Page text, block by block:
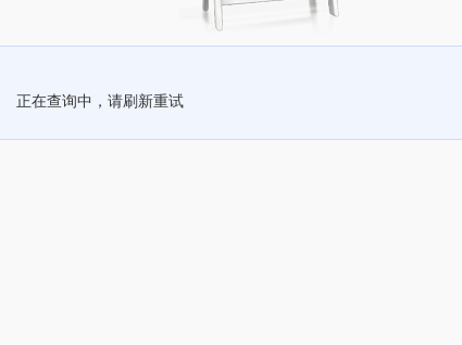
正在查询中，请刷新重试